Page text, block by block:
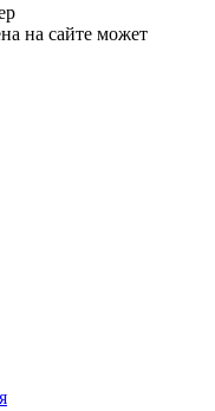
на сайте может